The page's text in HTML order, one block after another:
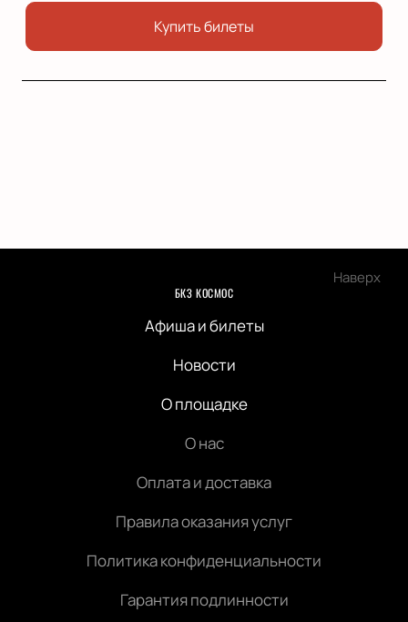
Купить билеты
Наверх
БКЗ КОСМОС
Афиша и билеты
Новости
О площадке
О нас
Оплата и доставка
Правила оказания услуг
Политика конфиденциальности
Гарантия подлинности